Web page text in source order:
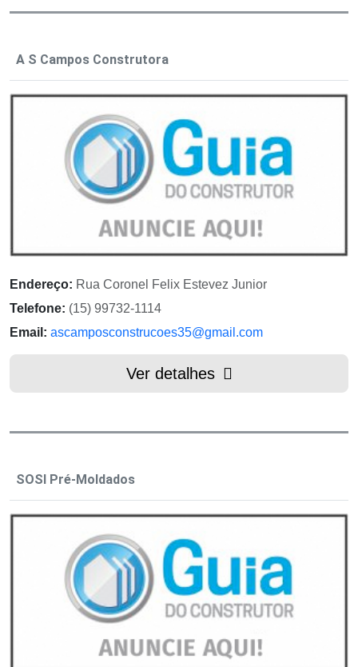
A S Campos Construtora
Endereço: Rua Coronel Felix Estevez Junior
Telefone: (15) 99732-1114
Email: ascamposconstrucoes35@gmail.com
Ver detalhes
SOSI Pré-Moldados